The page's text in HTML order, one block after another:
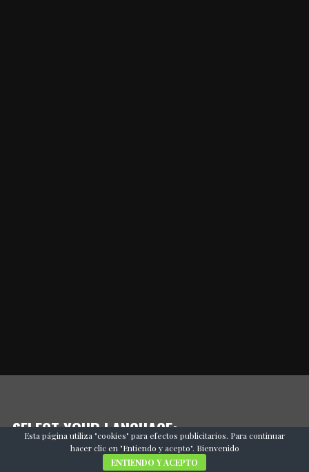
SELECT YOUR LANGUAGE:
Esta página utiliza "cookies" para efectos publicitarios. Para continuar
hacer clic en "Entiendo y acepto". Bienvenido
ENTIENDO Y ACEPTO